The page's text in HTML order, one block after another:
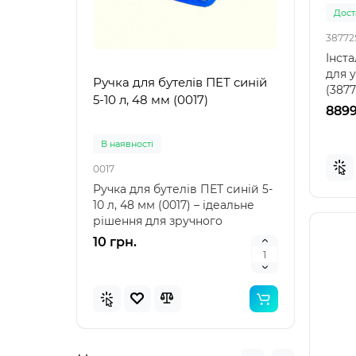
Ручка для бутелів ПЕТ синій
5-10 л, 48 мм (0017)
В наявностi
0017
Ручка для бутелів ПЕТ синій 5-
10 л, 48 мм (0017) – ідеальне
рішення для зручного
транспортування Ру..
10 грн.
5-10
0021
для
для